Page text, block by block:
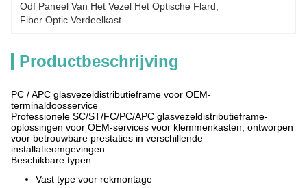
Odf Paneel Van Het Vezel Het Optische Flard
Fiber Optic Verdeelkast
Productbeschrijving
PC / APC glasvezeldistributieframe voor OEM-
terminaldoosservice
Professionele SC/ST/FC/PC/APC glasvezeldistributieframe-
oplossingen voor OEM-services voor klemmenkasten, ontworpen
voor betrouwbare prestaties in verschillende
installatieomgevingen.
Beschikbare typen
Vast type voor rekmontage